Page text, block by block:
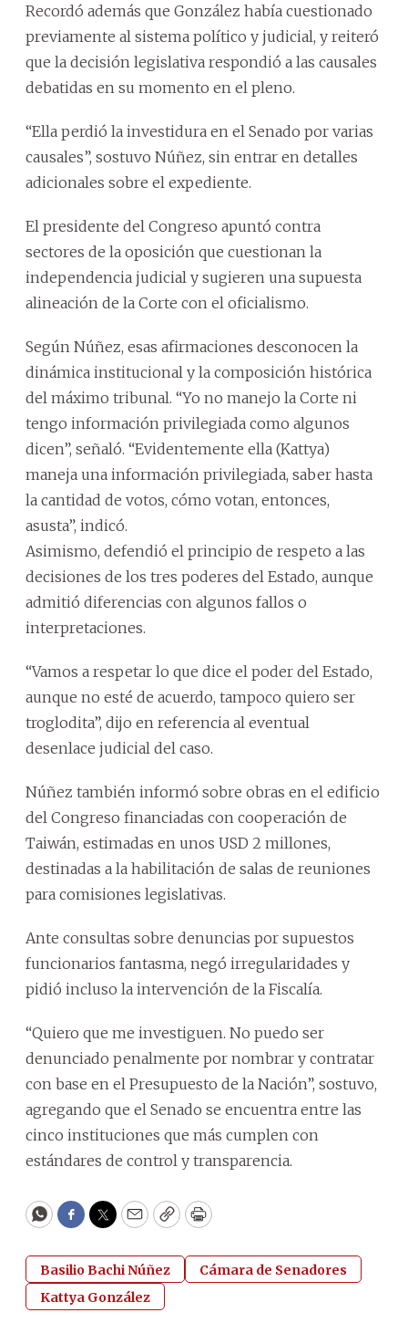
Recordó además que González había cuestionado
previamente al sistema político y judicial, y reiteró
que la decisión legislativa respondió a las causales
debatidas en su momento en el pleno.
“Ella perdió la investidura en el Senado por varias
causales”, sostuvo Núñez, sin entrar en detalles
adicionales sobre el expediente.
El presidente del Congreso apuntó contra
sectores de la oposición que cuestionan la
independencia judicial y sugieren una supuesta
alineación de la Corte con el oficialismo.
Según Núñez, esas afirmaciones desconocen la
dinámica institucional y la composición histórica
del máximo tribunal. “Yo no manejo la Corte ni
tengo información privilegiada como algunos
dicen”, señaló. “Evidentemente ella (Kattya)
maneja una información privilegiada, saber hasta
la cantidad de votos, cómo votan, entonces,
asusta”, indicó.
Asimismo, defendió el principio de respeto a las
decisiones de los tres poderes del Estado, aunque
admitió diferencias con algunos fallos o
interpretaciones.
“Vamos a respetar lo que dice el poder del Estado,
aunque no esté de acuerdo, tampoco quiero ser
troglodita”, dijo en referencia al eventual
desenlace judicial del caso.
Núñez también informó sobre obras en el edificio
del Congreso financiadas con cooperación de
Taiwán, estimadas en unos USD 2 millones,
destinadas a la habilitación de salas de reuniones
para comisiones legislativas.
Ante consultas sobre denuncias por supuestos
funcionarios fantasma, negó irregularidades y
pidió incluso la intervención de la Fiscalía.
“Quiero que me investiguen. No puedo ser
denunciado penalmente por nombrar y contratar
con base en el Presupuesto de la Nación”, sostuvo,
agregando que el Senado se encuentra entre las
cinco instituciones que más cumplen con
estándares de control y transparencia.
WhatsApp
Facebook
Twitter
EmailCopyPrint
Basilio Bachi Núñez
Cámara de Senadores
Kattya González